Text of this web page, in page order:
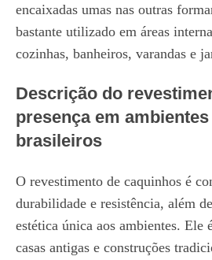
encaixadas umas nas outras
bastante utilizado em áreas
cozinhas, banheiros, varandas e
Descrição do
presença em
brasileiros
O revestimento de caquinhos é
durabilidade e resistência, além
estética única aos ambientes. Ele
casas antigas e construções